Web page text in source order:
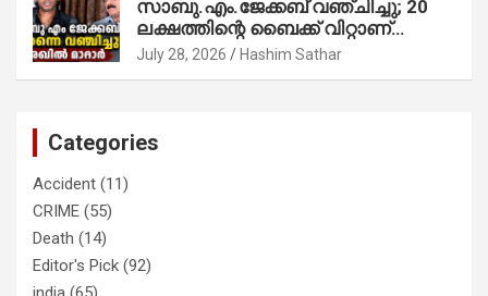
സാബു.എം.ജേക്കബ് വഞ്ചിച്ചു; 20
ലക്ഷത്തിന്റെ ബൈക്ക് വിറ്റാണ്
തൃക്കാക്കരയില്‍ മത്സരിച്ചത്!
നേട്ടത്തിനുള്ള പാര്‍ട്ടി; ഇപ്പോള്‍
July 28, 2026 Hashim Sathar
Categories
Accident (11)
CRIME (55)
Death (14)
Editor's Pick (92)